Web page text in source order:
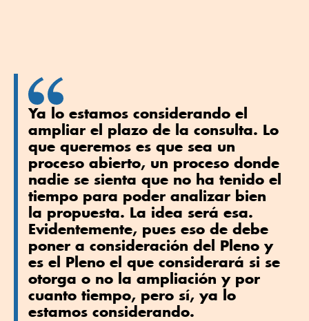
Ya lo estamos considerando el
ampliar el plazo de la consulta. Lo
que queremos es que sea un
proceso abierto, un proceso donde
nadie se sienta que no ha tenido el
tiempo para poder analizar bien
la propuesta. La idea será esa.
Evidentemente, pues eso de debe
poner a consideración del Pleno y
es el Pleno el que considerará si se
otorga o no la ampliación y por
cuanto tiempo, pero sí, ya lo
estamos considerando.